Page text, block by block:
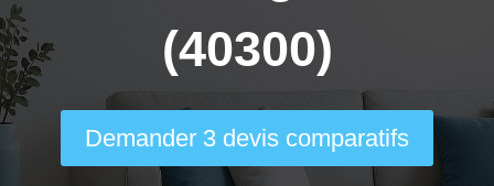
(40300)
Demander 3 devis comparatifs